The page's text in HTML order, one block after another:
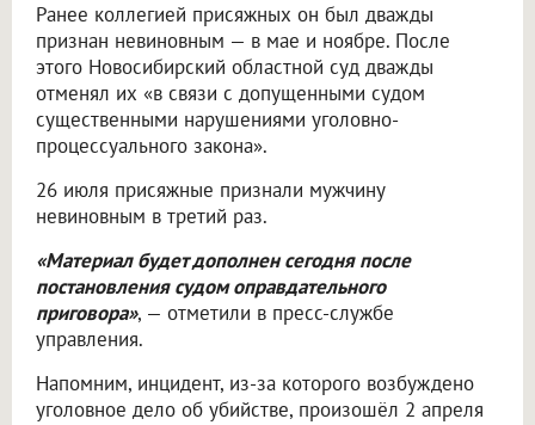
Ранее коллегией присяжных он был дважды
признан невиновным — в мае и ноябре. После
этого Новосибирский областной суд дважды
отменял их «в связи с допущенными судом
существенными нарушениями уголовно-
процессуального закона».
26 июля присяжные признали мужчину
невиновным в третий раз.
«Материал будет дополнен сегодня после
постановления судом оправдательного
приговора», — отметили в пресс-службе
управления.
Напомним, инцидент, из-за которого возбуждено
уголовное дело об убийстве, произошёл 2 апреля